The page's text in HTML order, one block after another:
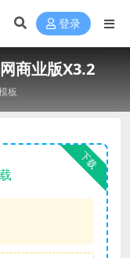
登录
商业版X3.2
板
下载